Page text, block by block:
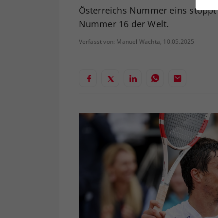
Österreichs Nummer eins
Nummer 16 der Welt.
Verfasst von: Manuel Wachta, 10.05.2025